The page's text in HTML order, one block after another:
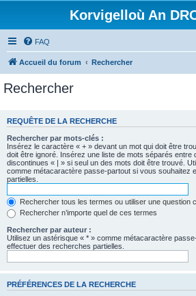
Korvigelloù An
FAQ
Accueil du forum Rechercher
Rechercher
REQUÊTE DE LA RECHERCHE
Rechercher par mots-clés :
Insérez le caractère « + » devant un mot qui doit être
doit être ignoré. Insérez une liste de mots séparés entre
discontinues « | » si seul un des mots doit être trouvé.
comme métacaractère passe-partout si vous souhaitez
partielles.
Rechercher tous les termes ou utiliser une question
Rechercher n’importe quel de ces termes
Rechercher par auteur :
Utilisez un astérisque « * » comme métacaractère
effectuer des recherches partielles.
PRÉFÉRENCES DE LA RECHERCHE